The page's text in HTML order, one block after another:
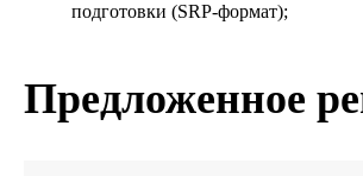
подготовки (SRP-формат);
Предложенное